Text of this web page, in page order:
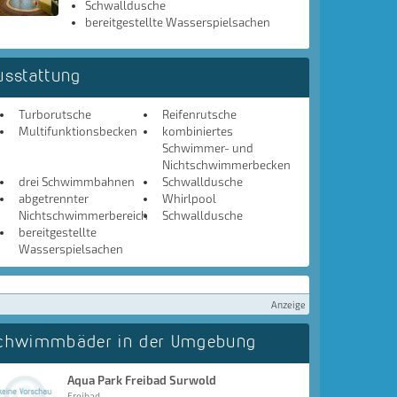
Schwalldusche
bereitgestellte Wasserspielsachen
Turborutsche
Reifenrutsche
Multifunktionsbecken
kombiniertes
Schwimmer- und
Nichtschwimmerbecken
drei Schwimmbahnen
Schwalldusche
abgetrennter
Nichtschwimmerbereich
Whirlpool
Schwalldusche
bereitgestellte
Wasserspielsachen
Anzeige
in der Umgebung
Aqua Park Freibad Surwold